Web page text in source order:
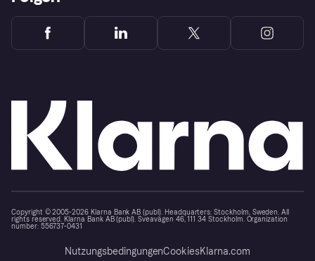
Copyright © 2005-2026 Klarna Bank AB (publ). Headquarters: Stockholm, Sweden. All
rights reserved. Klarna Bank AB (publ). Sveavägen 46, 111 34 Stockholm. Organization
number: 556737-0431
NutzungsbedingungenCookiesKlarna.com